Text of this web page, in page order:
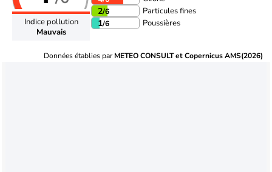
Indice pollution
Mauvais
2/6 Particules fines
1/6 Poussières
Données établies parMETEO CONSULT et Copernicus AMS(2026)